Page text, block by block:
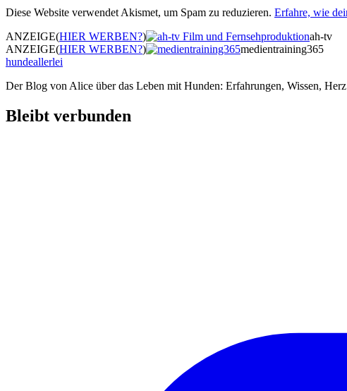
Diese Website verwendet Akismet, um Spam zu reduzieren. Erfahre, wie
ANZEIGE(HIER WERBEN?)
ah-tv
ANZEIGE(HIER WERBEN?)
medientraining365
hundeallerlei
Der Blog von Alice über das Leben mit Hunden: Erfahrungen, Wissen,
Bleibt verbunden